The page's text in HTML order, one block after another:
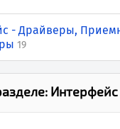
- Драйверы,
19